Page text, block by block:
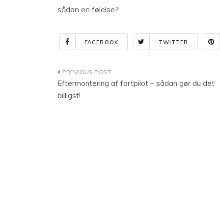
sådan en følelse?
FACEBOOK TWITTER
Indlægsnavigation
Eftermontering af fartpilot – sådan gør du det
billigst!